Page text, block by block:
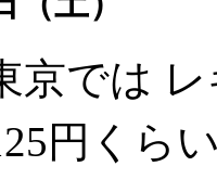
京では
円くら